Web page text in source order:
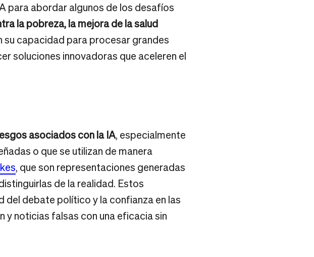
para abordar algunos de los desafíos
la pobreza, la mejora de la salud
su capacidad para procesar grandes
soluciones innovadoras que aceleren el
asociados con la IA, especialmente
o que se utilizan de manera
, que son representaciones generadas
de la realidad. Estos
debate político y la confianza en las
noticias falsas con una eficacia sin